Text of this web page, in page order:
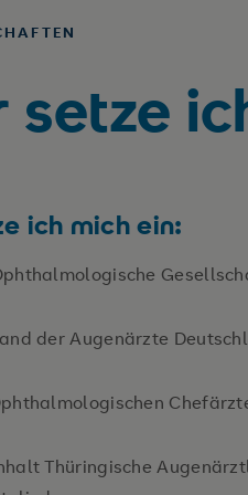
setze
ich mich ein:
der Augenärzte
Thüringische